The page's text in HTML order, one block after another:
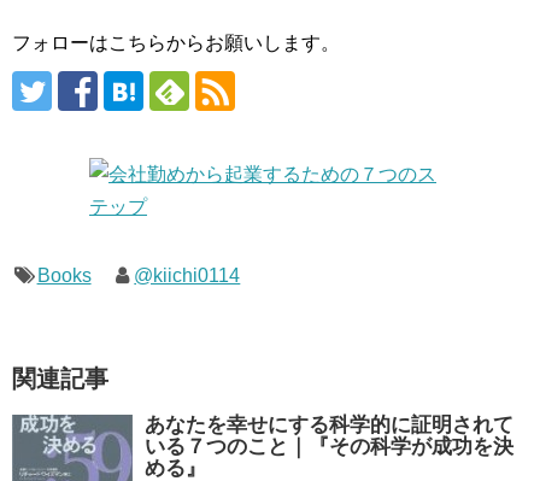
フォローはこちらからお願いします。
Books @kiichi0114
関連記事
あなたを幸せにする科学的に証明されて
いる７つのこと｜『その科学が成功を決
める』